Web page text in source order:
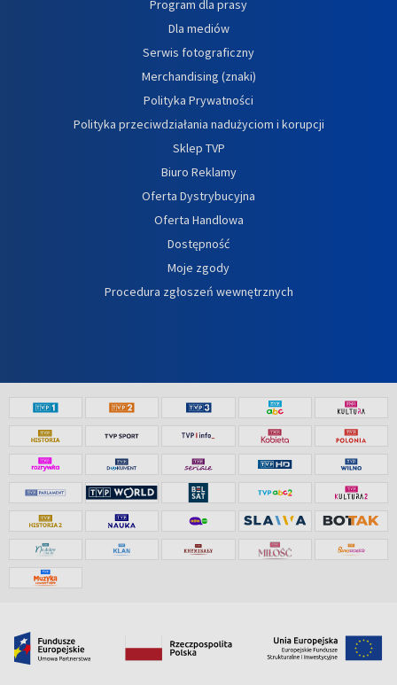
Program dla prasy
Dla mediów
Serwis fotograficzny
Merchandising (znaki)
Polityka Prywatności
Polityka przeciwdziałania nadużyciom i korupcji
Sklep TVP
Biuro Reklamy
Oferta Dystrybucyjna
Oferta Handlowa
Dostępność
Moje zgody
Procedura zgłoszeń wewnętrznych